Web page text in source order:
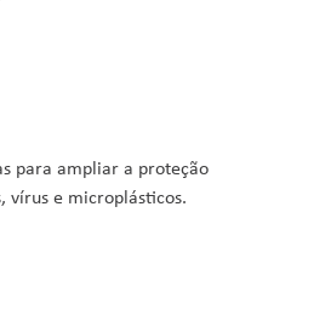
para ampliar a proteção
vírus e microplásticos.